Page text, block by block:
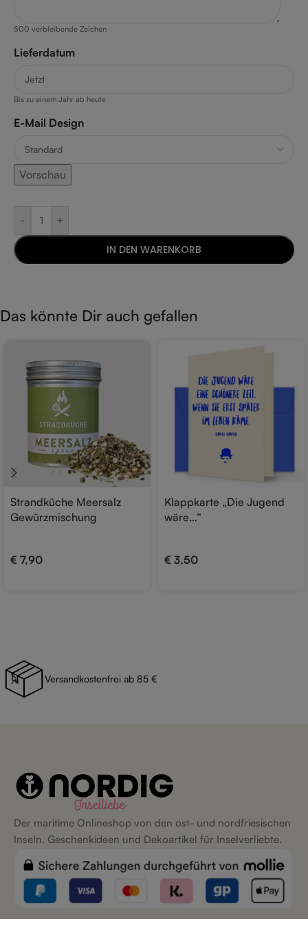
500 verbleibende Zeichen
Lieferdatum
Bis zu einem Jahr ab heute
E-Mail Design
Vorschau
- +
IN DEN WARENKORB
Das könnte Dir auch gefallen
Strandküche Meersalz
Gewürzmischung
€ 7,90
Klappkarte „Die Jugend
wäre…“
€ 3,50
Versandkostenfrei ab 85 €
Der maritime Onlineshop von den ost- und nordfriesischen
Inseln. Geschenkideen und Dekoartikel für Inselverliebte.